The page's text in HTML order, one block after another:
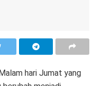
hari Jumat yang